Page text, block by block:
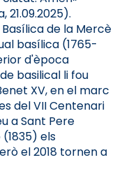
Basílica de la Mercè
basílica (1765-
d'època
basilical li fou
XV, en el marc
del VII Centenari
a Sant Pere
els
el 2018 tornen a